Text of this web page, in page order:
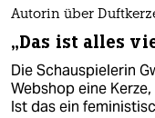
Autorin über
„Das ist alles
Die Schauspielerin
Webshop eine
Ist das ein